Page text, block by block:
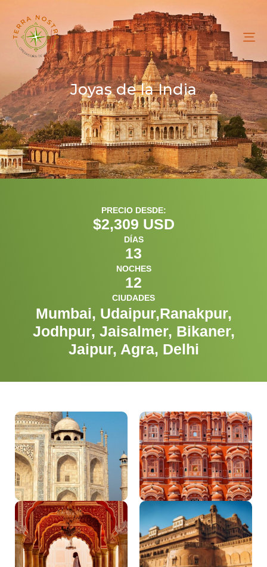
Joyas de la India
PRECIO DESDE:
$2,309 USD
DÍAS
13
NOCHES
12
CIUDADES
Mumbai, Udaipur,Ranakpur,
Jodhpur, Jaisalmer, Bikaner,
Jaipur, Agra, Delhi